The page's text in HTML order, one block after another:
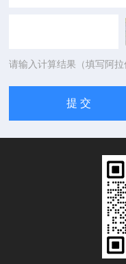
请输入计算结果（填写阿